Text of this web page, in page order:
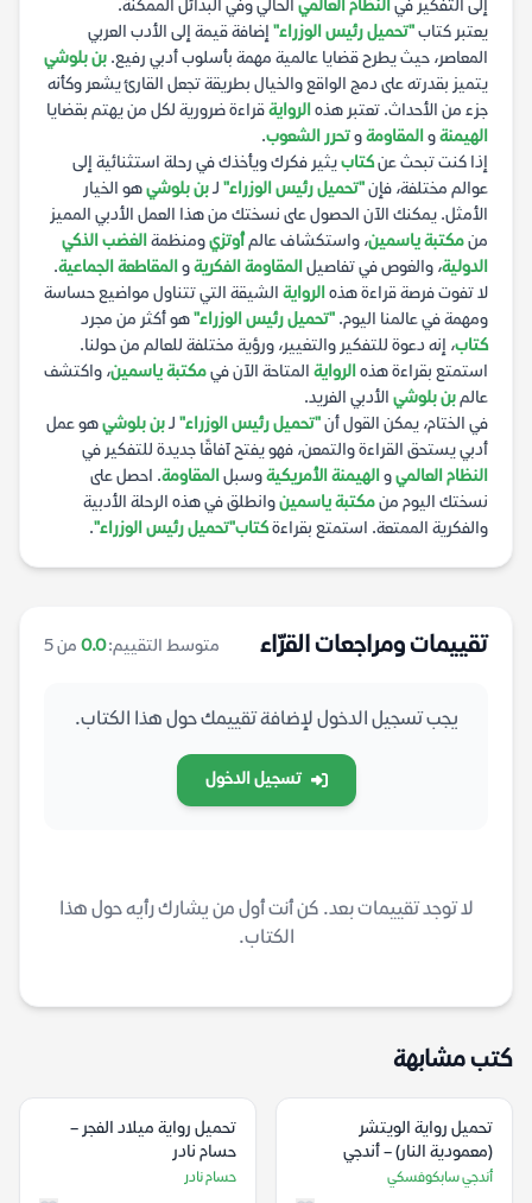
إلى التفكير فيالنظام العالمي الحالي وفي البدائل الممكنة.
يعتبر كتاب"تحميل رئيس الوزراء" إضافة قيمة إلى الأدب العربي
المعاصر، حيث يطرح قضايا عالمية مهمة بأسلوب أدبي رفيع. بن بلوشي
يتميز بقدرته على دمج الواقع والخيال بطريقة تجعل القارئ يشعر وكأنه
جزء من الأحداث. تعتبر هذهالروايةقراءة ضرورية لكل من يهتم بقضايا
الهيمنةوالمقاومةوتحرر الشعوب.
إذا كنت تبحث عنكتابيثير فكرك ويأخذك في رحلة استثنائية إلى
عوالم مختلفة، فإن"تحميل رئيس الوزراء" لـبن بلوشيهو الخيار
الأمثل. يمكنك الآن الحصول على نسختك من هذا العمل الأدبي المميز
منمكتبة ياسمين، واستكشاف عالمأوتزيومنظمةالغضب الذكي
الدولية، والغوص في تفاصيلالمقاومة الفكريةوالمقاطعة الجماعية.
لا تفوت فرصة قراءة هذهالرواية الشيقة التي تتناول مواضيع حساسة
ومهمة في عالمنا اليوم. "تحميل رئيس الوزراء"هو أكثر من مجرد
كتاب، إنه دعوة للتفكير والتغيير، ورؤية مختلفة للعالم من حولنا.
استمتع بقراءة هذهالرواية المتاحة الآن فيمكتبة ياسمين، واكتشف
عالمبن بلوشي الأدبي الفريد.
في الختام، يمكن القول أن"تحميل رئيس الوزراء" لـبن بلوشيهو عمل
أدبي يستحق القراءة والتمعن، فهو يفتح آفاقًا جديدة للتفكير في
النظام العالميوالهيمنة الأمريكيةوسبلالمقاومة. احصل على
نسختك اليوم منمكتبة ياسمينوانطلق في هذه الرحلة الأدبية
والفكرية الممتعة. استمتع بقراءةكتاب"تحميل رئيس الوزراء".
تقييمات ومراجعات القرّاء متوسط التقييم:0.0 من 5
يجب تسجيل الدخول لإضافة تقييمك حول هذا الكتاب.
تسجيل الدخول
لا توجد تقييمات بعد. كن أنت أول من يشارك رأيه حول هذا
الكتاب.
كتب مشابهة
تحميل رواية الويتشر
(معمودية النار) – أندجي
سابكوفسكي
أندجي سابكوفسكي
تحميل رواية ميلاد الفجر –
حسام نادر
حسام نادر